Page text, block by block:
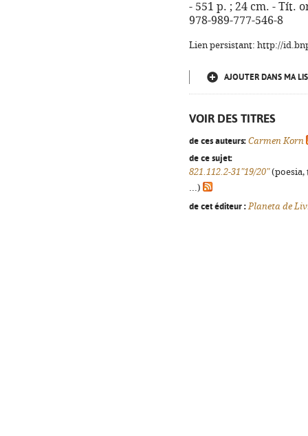
- 551 p. ; 24 cm. - Tít.
978-989-777-546-8
Lien persistant: http://
AJOUTER DANS MA
VOIR DES TITRES
de ces auteurs: Carmen Korn
de ce sujet:
821.112.2-31"19/20"(poesia,
...)
de cet éditeur : Planeta de